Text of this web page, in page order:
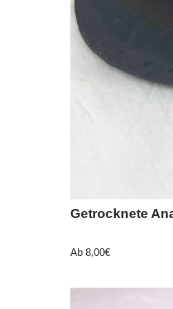
Getrocknete
Ab 8,00€